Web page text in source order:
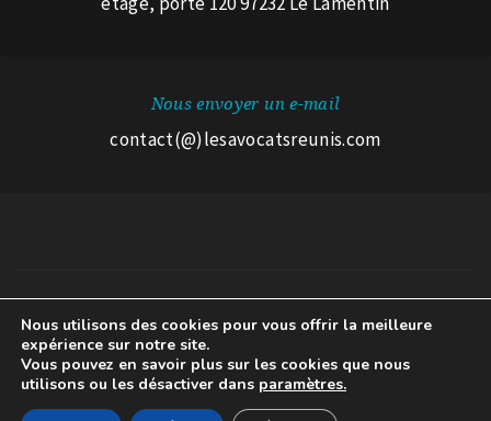
Nous envoyer un e-mail
contact(@)lesavocatsreunis.com
© 2026 Les Avocats Réunis.
Mentions légales
A propos des cookies Avertissement RGPD
Nous utilisons des cookies pour vous offrir la meilleure
expérience sur notre site.
Vous pouvez en savoir plus sur les cookies que nous
utilisons ou les désactiver dans paramètres.